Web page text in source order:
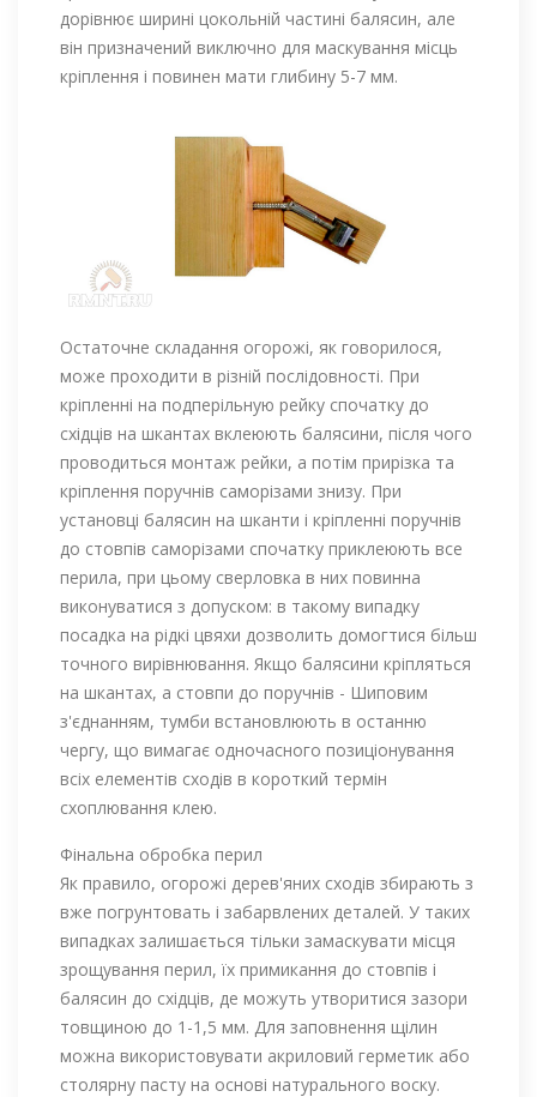
дорівнює ширині цокольній частині балясин, але
він призначений виключно для маскування місць
кріплення і повинен мати глибину 5-7 мм.
Остаточне складання огорожі, як говорилося,
може проходити в різній послідовності. При
кріпленні на подперільную рейку спочатку до
східців на шкантах вклеюють балясини, після чого
проводиться монтаж рейки, а потім прирізка та
кріплення поручнів саморізами знизу. При
установці балясин на шканти і кріпленні поручнів
до стовпів саморізами спочатку приклеюють все
перила, при цьому сверловка в них повинна
виконуватися з допуском: в такому випадку
посадка на рідкі цвяхи дозволить домогтися більш
точного вирівнювання. Якщо балясини кріпляться
на шкантах, а стовпи до поручнів - Шиповим
з'єднанням, тумби встановлюють в останню
чергу, що вимагає одночасного позиціонування
всіх елементів сходів в короткий термін
схоплювання клею.
Фінальна обробка перил
Як правило, огорожі дерев'яних сходів збирають з
вже погрунтовать і забарвлених деталей. У таких
випадках залишається тільки замаскувати місця
зрощування перил, їх примикання до стовпів і
балясин до східців, де можуть утворитися зазори
товщиною до 1-1,5 мм. Для заповнення щілин
можна використовувати акриловий герметик або
столярну пасту на основі натурального воску.